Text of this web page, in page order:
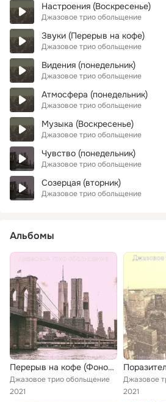
Настроения (Воскресенье)
Джазовое трио обольщение
Звуки (Перерыв на кофе)
Джазовое трио обольщение
Видения (понедельник)
Джазовое трио обольщение
Атмосфера (понедельник)
Джазовое трио обольщение
Музыка (Воскресенье)
Джазовое трио обольщение
Чувство (понедельник)
Джазовое трио обольщение
Созерцая (вторник)
Джазовое трио обольщение
Альбомы
Перерыв на кофе (Фоновая Музыка)
Джазовое трио обольщение
2021
Джазовое
2021